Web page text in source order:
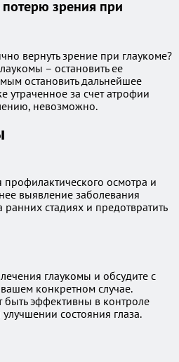
зрения при
вернуть зрение при глаукоме?
– остановить ее
остановить дальнейшее
утраченное за счет атрофии
невозможно.
профилактического осмотра и
выявление заболевания
ранних стадиях и предотвратить
глаукомы и обсудите с
конкретном случае.
эффективны в контроле
состояния глаза.